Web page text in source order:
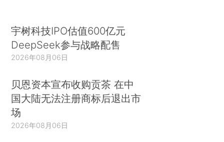
宇树科技IPO估值600亿元
DeepSeek参与战略配售
2026年08月06日
贝恩资本宣布收购贡茶 在中
国大陆无法注册商标后退出市
场
2026年08月06日